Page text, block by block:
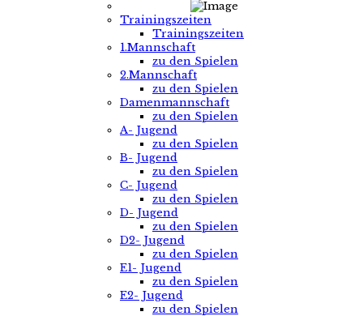
Trainingszeiten
Trainingszeiten
1.Mannschaft
zu den Spielen
2.Mannschaft
zu den Spielen
Damenmannschaft
zu den Spielen
A- Jugend
zu den Spielen
B- Jugend
zu den Spielen
C- Jugend
zu den Spielen
D- Jugend
zu den Spielen
D2- Jugend
zu den Spielen
E1- Jugend
zu den Spielen
E2- Jugend
zu den Spielen